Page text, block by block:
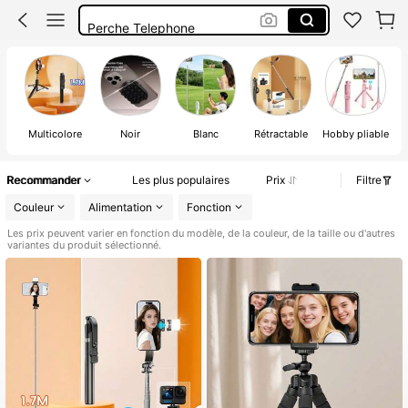
Perche Telephone
Trepied Telephone
Multicolore Noir Blanc Rétractable Hobby pliable
Recommander Les plus populaires Prix
Filtre
Couleur
Alimentation Fonction
Les prix peuvent varier en fonction du modèle, de la couleur, de la taille ou d'autres
variantes du produit sélectionné.